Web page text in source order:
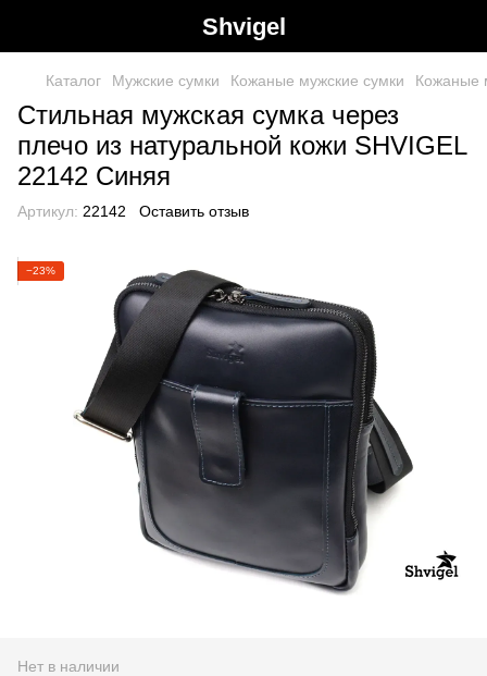
Shvigel
Каталог Мужские сумки Кожаные мужские сумки Кожаные
Стильная мужская сумка через
плечо из натуральной кожи SHVIGEL
22142 Синяя
Артикул: 22142 Оставить отзыв
−23%
Нет в наличии